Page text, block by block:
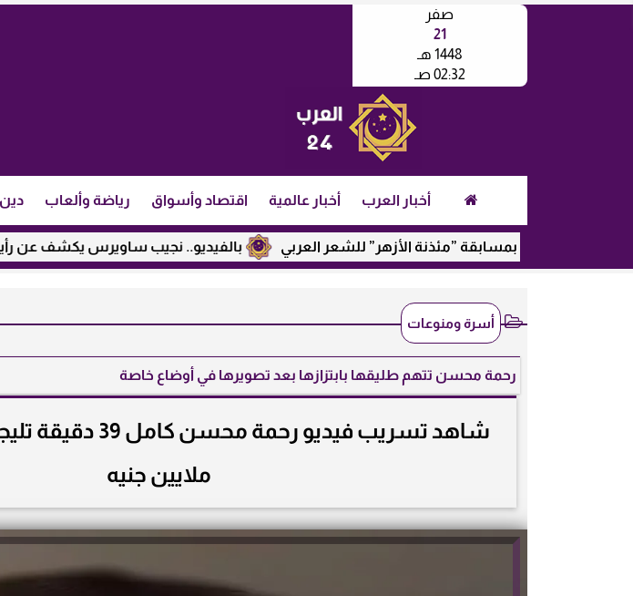
صفر
21
1448 هـ
02:32 صـ
أخبار العرب أخبار عالمية اقتصاد وأسواق رياضة وألعاب
بالفيديو.. نجيب ساويرس يكشف عن رأيه في ترامب بمسابقة ”مئذنة الأزهر” للشعر العربي
أسرة ومنوعات
رحمة محسن تتهم طليقها بابتزازها بعد تصويرها في أوضاع خاصة
ملايين جنيه